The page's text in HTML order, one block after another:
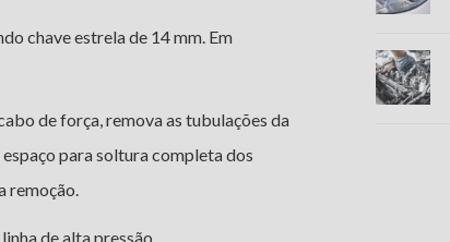
chave estrela de 14 mm. Em
de força, remova as tubulações da
para soltura completa dos
remoção.
de alta pressão.